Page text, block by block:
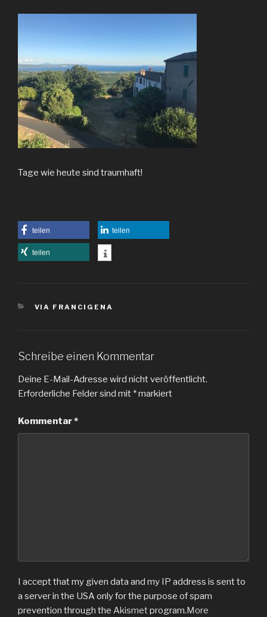
Tage wie heute sind traumhaft!
teilen teilen
teilen
KATEGORIEN
VIA FRANCIGENA
Schreibe einen Kommentar
Deine E-Mail-Adresse wird nicht veröffentlicht.
Erforderliche Felder sind mit *markiert
Kommentar*
I accept that my given data and my IP address is sent to
a server in the USA only for the purpose of spam
prevention through the Akismetprogram.More